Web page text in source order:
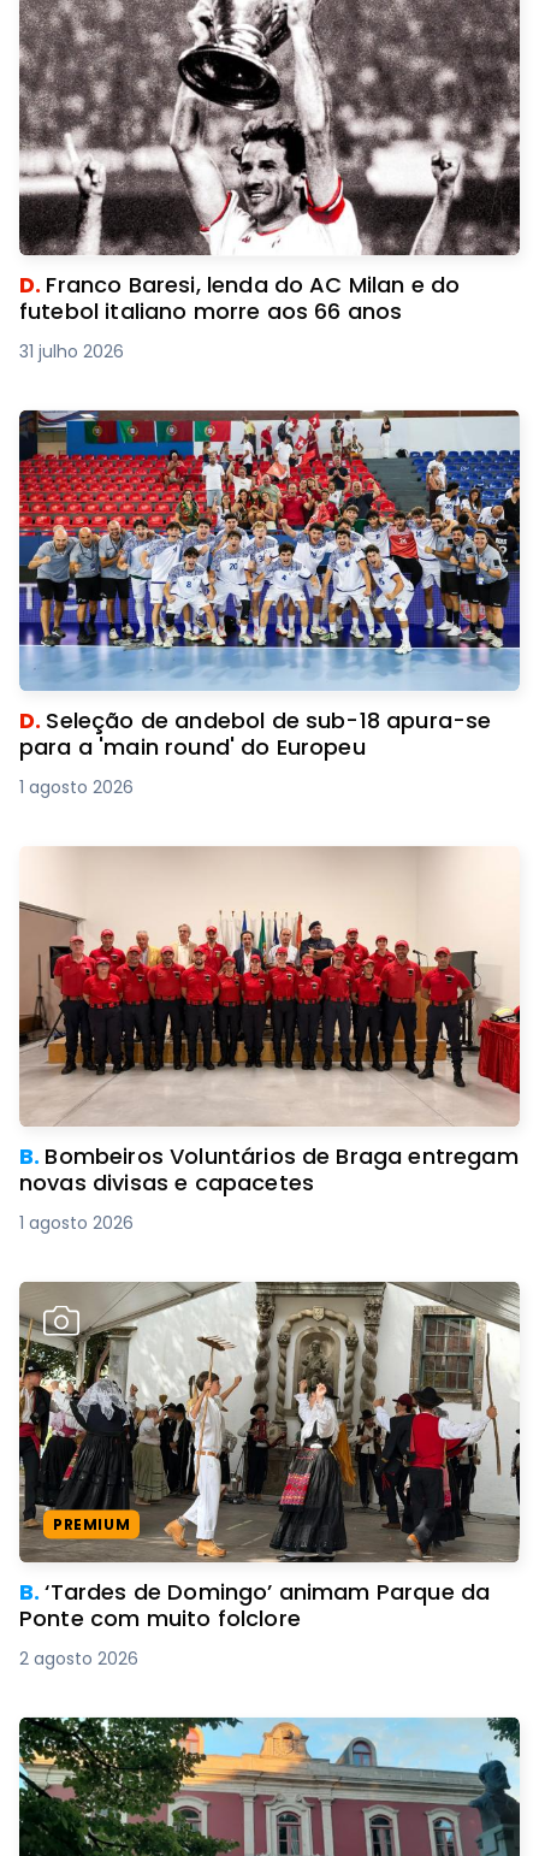
D. Franco Baresi, lenda do AC Milan e do
futebol italiano morre aos 66 anos
31 julho 2026
D. Seleção de andebol de sub-18 apura-se
para a 'main round' do Europeu
1 agosto 2026
B. Bombeiros Voluntários de Braga entregam
novas divisas e capacetes
1 agosto 2026
PREMIUM
B.‘Tardes de Domingo’ animam Parque da
Ponte com muito folclore
2 agosto 2026